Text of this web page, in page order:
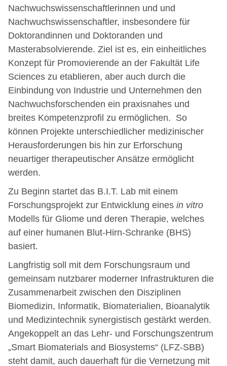
Nachwuchswissenschaftlerinnen und und
Nachwuchswissenschaftler, insbesondere für
Doktorandinnen und Doktoranden und
Masterabsolvierende. Ziel ist es, ein einheitliches
Konzept für Promovierende an der Fakultät Life
Sciences zu etablieren, aber auch durch die
Einbindung von Industrie und Unternehmen den
Nachwuchsforschenden ein praxisnahes und
breites Kompetenzprofil zu ermöglichen. So
können Projekte unterschiedlicher medizinischer
Herausforderungen bis hin zur Erforschung
neuartiger therapeutischer Ansätze ermöglicht
werden.
Zu Beginn startet das B.I.T. Lab mit einem
Forschungsprojekt zur Entwicklung eines in vitro
Modells für Gliome und deren Therapie, welches
auf einer humanen Blut-Hirn-Schranke (BHS)
basiert.
Langfristig soll mit dem Forschungsraum und
gemeinsam nutzbarer moderner Infrastrukturen die
Zusammenarbeit zwischen den Disziplinen
Biomedizin, Informatik, Biomaterialien, Bioanalytik
und Medizintechnik synergistisch gestärkt werden.
Angekoppelt an das Lehr- und Forschungszentrum
„Smart Biomaterials and Biosystems“ (LFZ-SBB)
steht damit, auch dauerhaft für die Vernetzung mit